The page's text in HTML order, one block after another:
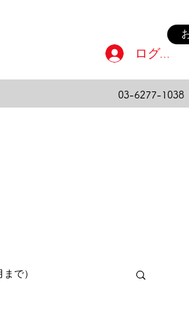
03-6277-1038
ログイン
で）